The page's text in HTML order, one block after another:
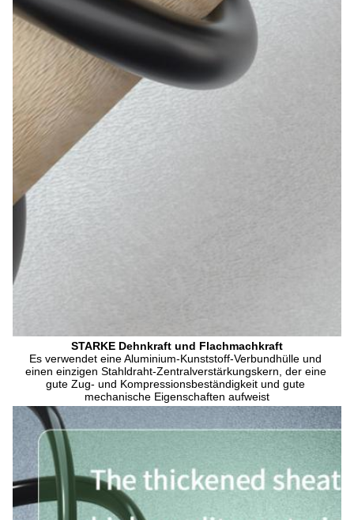
STARKE Dehnkraft und Flachmachkraft
Es verwendet eine Aluminium-Kunststoff-Verbundhülle und
einen einzigen Stahldraht-Zentralverstärkungskern, der eine
gute Zug- und Kompressionsbeständigkeit und gute
mechanische Eigenschaften aufweist